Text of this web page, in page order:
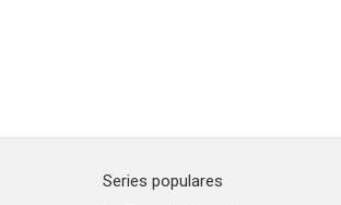
Series populares